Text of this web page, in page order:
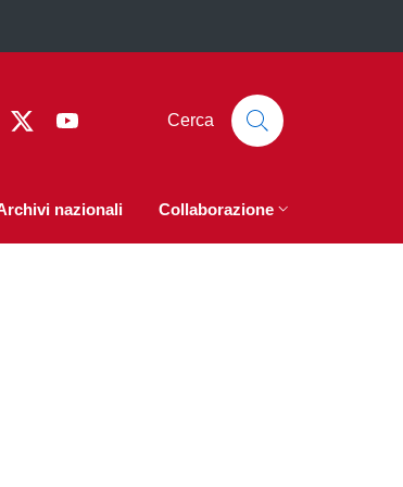
Telegram
Twitter Cerca
nazionali Collaborazione